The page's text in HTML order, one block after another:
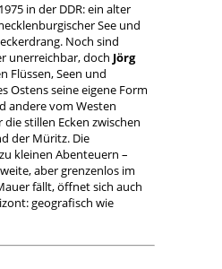
in der DDR: ein alter
See und
Noch sind
unerreichbar, doch Jörg
Flüssen, Seen und
Ostens seine eigene Form
andere vom Westen
stillen Ecken zwischen
der Müritz. Die
kleinen Abenteuern –
aber grenzenlos im
fällt, öffnet sich auch
geografisch wie